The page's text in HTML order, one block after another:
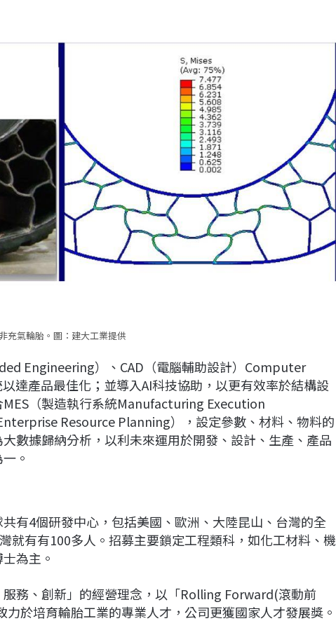
充氣輪胎。圖：建大工業提供
Engineering）、CAD（電腦輔助設計）Computer
達產品最佳化；並導入AI科技協助，以更有效率於結構設
（製造執行系統Manufacturing Execution
Resource Planning），設定參數、材料、物料的
數據歸納分析，以利未來運用於開發、設計、生產、產品
。
有4個研發中心，包括美國、歐洲、大陸昆山、台灣的全
就有有100多人。招募主要鎖定工程類科，如化工材料、機
為主。
務、創新」的經營理念，以「Rolling Forward(滾動前
於培育輪胎工業的專業人才，公司更獲國家人才發展獎。